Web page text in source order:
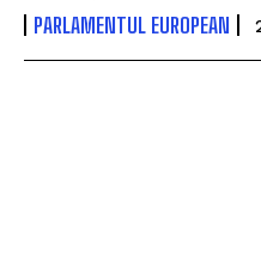
PARLAMENTUL EUROPEAN